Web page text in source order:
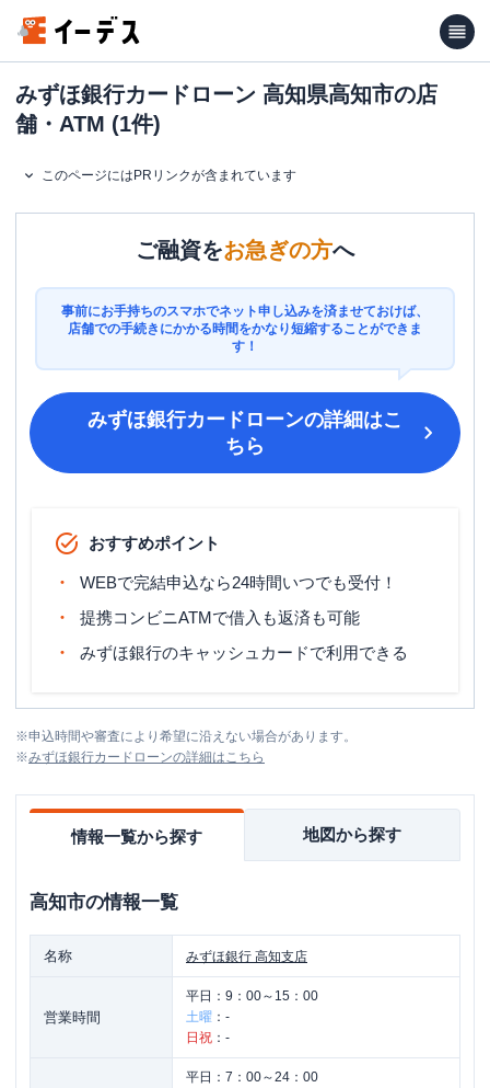
みずほ銀行カードローン 高知県高知市の店
舗・ATM (1件)
このページにはPRリンクが含まれています
ご融資をお急ぎの方へ
事前にお手持ちのスマホでネット申し込みを済ませておけば、
店舗での手続きにかかる時間をかなり短縮することができま
す！
みずほ銀行カードローンの詳細はこ
ちら
おすすめポイント
WEBで完結申込なら24時間いつでも受付！
提携コンビニATMで借入も返済も可能
みずほ銀行のキャッシュカードで利用できる
※申込時間や審査により希望に沿えない場合があります。
※みずほ銀行カードローンの詳細はこちら
情報一覧から探す 地図から探す
高知市の情報一覧
名称 みずほ銀行 高知支店
営業時間
平日： 9：00～15：00
土曜 ： -
日祝 ： -
平日： 7：00～24：00